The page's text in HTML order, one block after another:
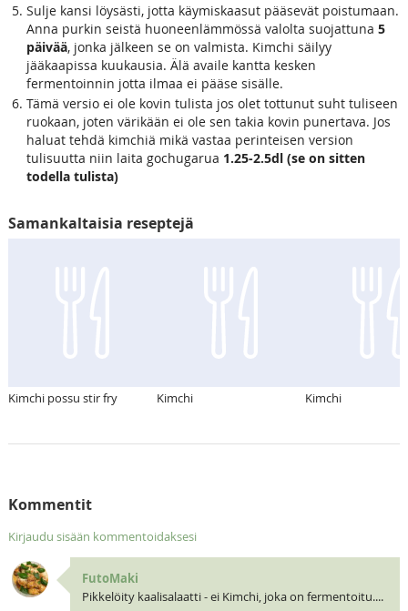
Sulje kansi löysästi, jotta käymiskaasut pääsevät poistumaan.
Anna purkin seistä huoneenlämmössä valolta suojattuna 5
päivää, jonka jälkeen se on valmista. Kimchi säilyy
jääkaapissa kuukausia. Älä availe kantta kesken
fermentoinnin jotta ilmaa ei pääse sisälle.
Tämä versio ei ole kovin tulista jos olet tottunut suht tuliseen
ruokaan, joten värikään ei ole sen takia kovin punertava. Jos
haluat tehdä kimchiä mikä vastaa perinteisen version
tulisuutta niin laita gochugarua 1.25-2.5dl (se on sitten
todella tulista)
Samankaltaisia reseptejä
Kimchi possu stir fry Kimchi Kimchi
Kommentit
Kirjaudu sisään kommentoidaksesi
FutoMaki
Pikkelöity kaalisalaatti - ei Kimchi, joka on fermentoitu....